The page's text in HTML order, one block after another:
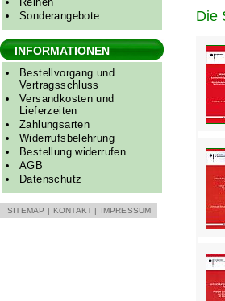
Sonderangebote
INFORMATIONEN
Bestellvorgang und
Vertragsschluss
Versandkosten und
Lieferzeiten
Zahlungsarten
Widerrufsbelehrung
Bestellung widerrufen
AGB
Datenschutz
SITEMAP | KONTAKT | IMPRESSUM
Die